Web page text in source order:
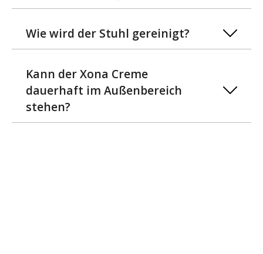
Wie wird der Stuhl gereinigt?
Kann der Xona Creme
dauerhaft im Außenbereich
stehen?